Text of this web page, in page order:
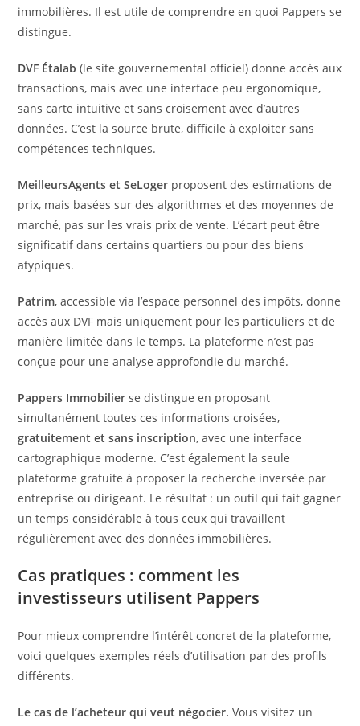
immobilières. Il est utile de comprendre en quoi Pappers se
distingue.
DVF Étalab (le site gouvernemental officiel) donne accès aux
transactions, mais avec une interface peu ergonomique,
sans carte intuitive et sans croisement avec d’autres
données. C’est la source brute, difficile à exploiter sans
compétences techniques.
MeilleursAgents et SeLoger proposent des estimations de
prix, mais basées sur des algorithmes et des moyennes de
marché, pas sur les vrais prix de vente. L’écart peut être
significatif dans certains quartiers ou pour des biens
atypiques.
Patrim, accessible via l’espace personnel des impôts, donne
accès aux DVF mais uniquement pour les particuliers et de
manière limitée dans le temps. La plateforme n’est pas
conçue pour une analyse approfondie du marché.
Pappers Immobilier se distingue en proposant
simultanément toutes ces informations croisées,
gratuitement et sans inscription, avec une interface
cartographique moderne. C’est également la seule
plateforme gratuite à proposer la recherche inversée par
entreprise ou dirigeant. Le résultat : un outil qui fait gagner
un temps considérable à tous ceux qui travaillent
régulièrement avec des données immobilières.
Cas pratiques : comment les
investisseurs utilisent Pappers
Pour mieux comprendre l’intérêt concret de la plateforme,
voici quelques exemples réels d’utilisation par des profils
différents.
Le cas de l’acheteur qui veut négocier. Vous visitez un